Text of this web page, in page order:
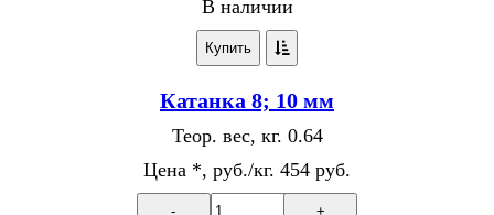
В наличии
Купить
Катанка 8; 10 мм
Теор. вес, кг. 0.64
Цена *, руб./кг. 454 руб.
- +